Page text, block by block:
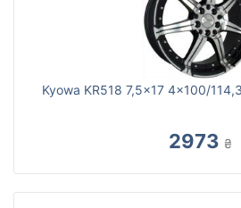
Kyowa KR518 7,5x17 4x100/
2973 ₴